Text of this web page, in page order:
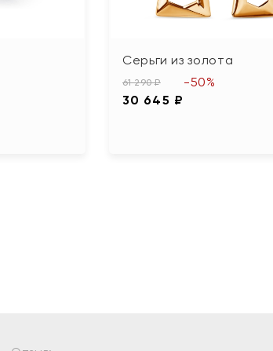
Серьги из золота
61 290 ₽
30 645 ₽
-50%